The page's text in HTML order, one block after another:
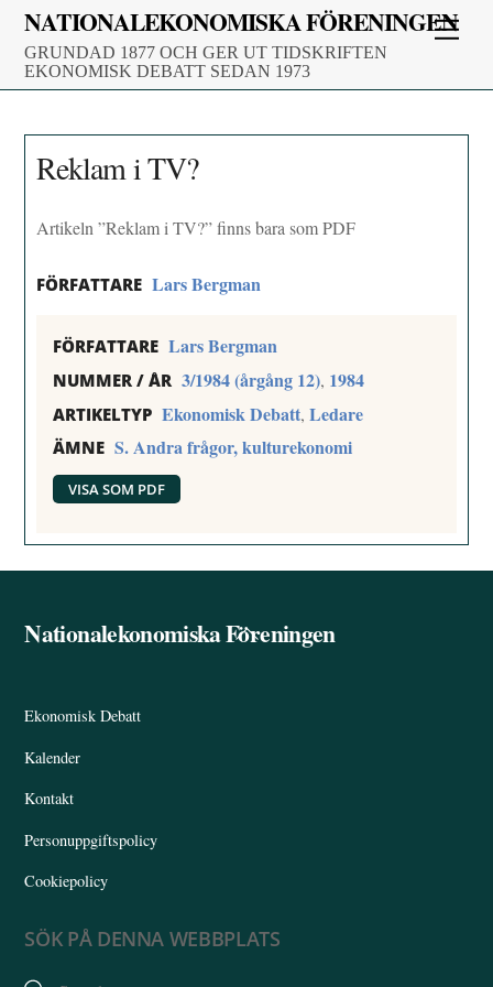
Skip
content
NATIONALEKONOMISKA FÖRENINGEN
GRUNDAD 1877 OCH GER UT TIDSKRIFTEN
EKONOMISK DEBATT SEDAN 1973
Reklam i TV?
Artikeln ”Reklam i TV?” finns bara som PDF
FÖRFATTARE Lars Bergman
FÖRFATTARE Lars Bergman
NUMMER / ÅR 3/1984 (årgång 12), 1984
ARTIKELTYP Ekonomisk Debatt,Ledare
ÄMNE S. Andra frågor, kulturekonomi
VISA SOM PDF
Back
Nationalekonomiska Föreningen
Ekonomisk Debatt
Kalender
Kontakt
Personuppgiftspolicy
Cookiepolicy
SÖK PÅ DENNA WEBBPLATS